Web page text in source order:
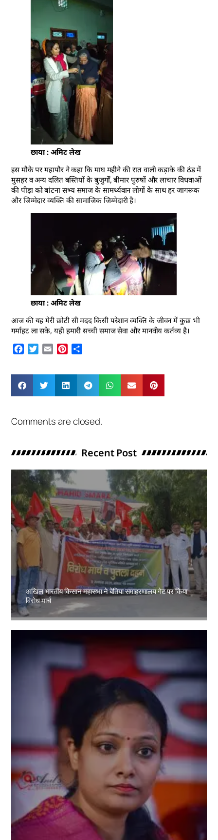
छाया : अमिट लेख
इस मौके पर महापौर ने कहा कि माघ महीने की रात वाली कड़ाके की ठंड में
मुसहर व अन्य दलित बस्तियों के बुजुर्गों, बीमार पुरुषों और लाचार विधवाओं
की पीड़ा को बांटना सभ्य समाज के सामर्थ्यवान लोगों के साथ हर जागरूक
और जिम्मेदार व्यक्ति की सामाजिक जिम्मेदारी है।
छाया : अमिट लेख
आज की यह मेरी छोटी सी मदद किसी परेशान व्यक्ति के जीवन में कुछ भी
गर्माहट ला सके, यही हमारी सच्ची समाज सेवा और मानवीय कर्तव्य है।
Facebook
Twitter
Email Pinterest
Comments are closed.
Recent Post
अखिल भारतीय किसान महासभा ने बेतिया समाहरणालय गेट पर किया
विरोध मार्च
Amit Lekh